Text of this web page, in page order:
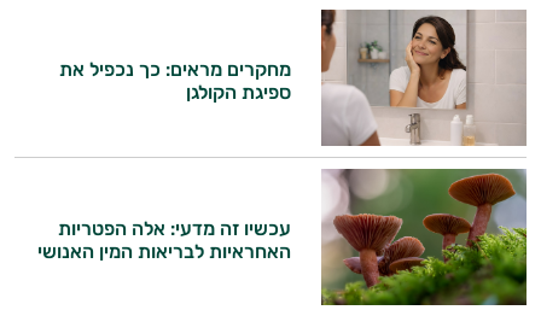
מחקרים מראים: כך נכפיל את
ספיגת הקולגן
עכשיו זה מדעי: אלה הפטריות
האחראיות לבריאות המין האנושי